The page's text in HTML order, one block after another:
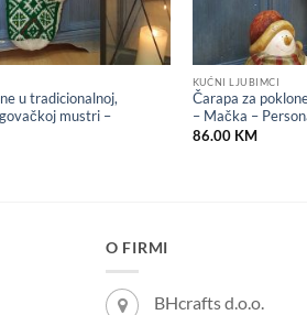
u tradicionalnoj,
mustri –
KUĆNI LJUBIMCI
Čarapa za
– Mačka –
86.00 KM
O FIRMI
BHcrafts d.o.o.